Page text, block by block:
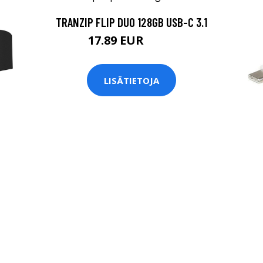
TRANZIP FLIP DUO 128GB USB-C 3.1
17.89 EUR
LISÄTIETOJA